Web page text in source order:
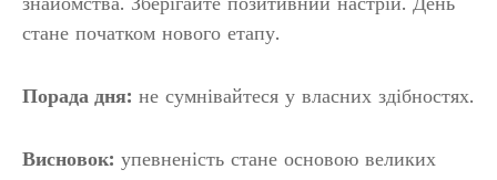
стане початком нового етапу.
Порада дня: не сумнівайтеся у власних здібностях.
Висновок: упевненість стане основою великих